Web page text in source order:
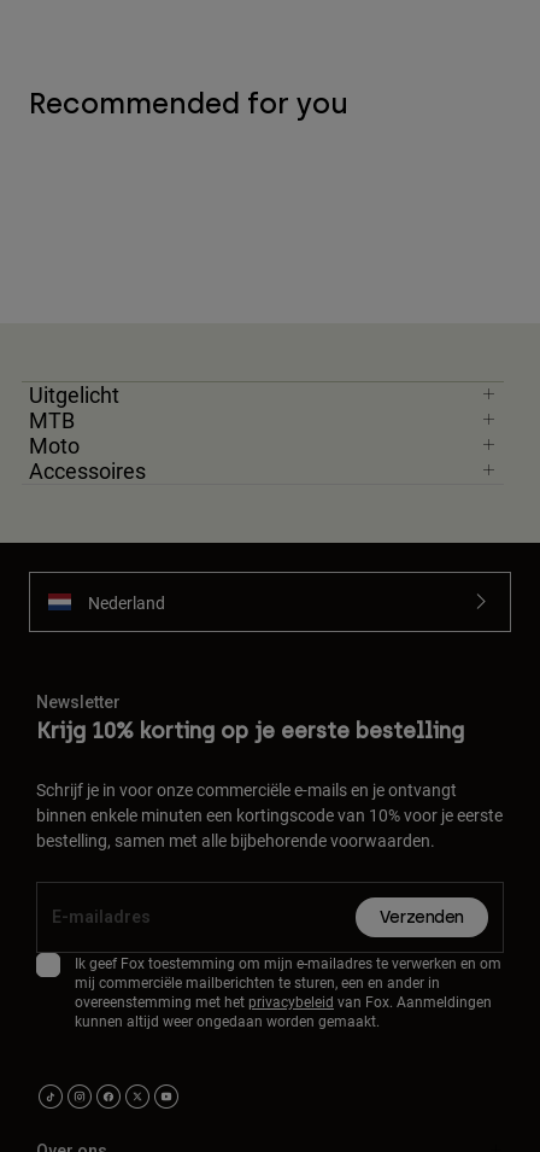
Recommended for you
Uitgelicht
MTB
Moto
Accessoires
Nederland
Newsletter
Krijg 10% korting op je eerste bestelling
Schrijf je in voor onze commerciële e-mails en je ontvangt
binnen enkele minuten een kortingscode van 10% voor je eerste
bestelling, samen met alle bijbehorende voorwaarden.
Verzenden
Ik geef Fox toestemming om mijn e-mailadres te verwerken en om
mij commerciële mailberichten te sturen, een en ander in
overeenstemming met het privacybeleid van Fox. Aanmeldingen
kunnen altijd weer ongedaan worden gemaakt.